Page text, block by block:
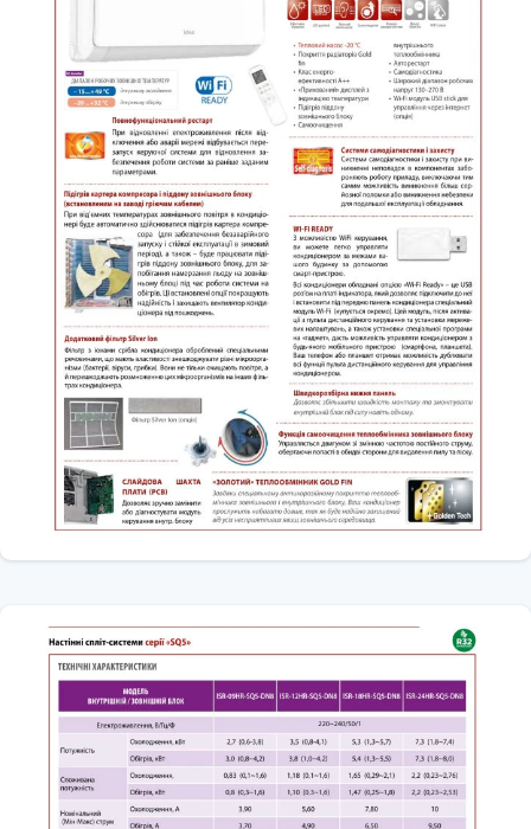
Можливість роботи при більш широкому діапазоні живлячої
напруги і частоти струму.
Велику енергоефективність та енергозбереження.
Більш м'який старт, нижче шум і вібрації.
Великі можливості управління.
Компресор DC inverter
Компресор з інвертором постійного струму дозволяє збільшити
ефективність роботи кондиціонера, таким чином, зниження
споживання енергії заощаджує Ваші витрати. Така система
значно економніше та надійніше, ніж кондиціонери з постійною
потужністю компресора.
Нічний режим
Режим активується з ПДУ і забезпечує створення комфортних
умов для спокійного і глибокого сну протягом 7-ми годинного
циклу зі зміною заданих температурних значень, а також
установки мінімального рівня шуму та економного витрати
електроенергії. Після чого температура повертається до спочатку
заданому значенню.
Керування за допомогою Wi-Fi
Кондиціонери можуть опціонально оснащуватися модулем Wi-Fi,
який дозволяє користувачеві, контролювати і дистанційно
керувати кондиціонером зі смартфона або планшета з будь-якої
точки світу.
Мотор DC inverter внутрішнього блоку
У внутрішніх блоках для обертання крильчатки використовується
DC-мотор. Це дозволяє значно знизити рівень шуму і
енергоспоживання. А так же отримати 12 позицій зміни
Технологія Full-DC (3D DC-inverter)